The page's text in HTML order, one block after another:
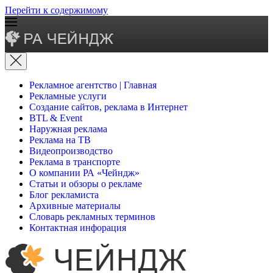
Перейти к содержимому
Рекламное агентство | Главная
Рекламные услуги
Создание сайтов, реклама в Интернет
BTL & Event
Наружная реклама
Реклама на ТВ
Видеопроизводство
Реклама в транспорте
О компании РА «Чейндж»
Статьи и обзоры о рекламе
Блог рекламиста
Архивные материалы
Словарь рекламных терминов
Контактная инфорация